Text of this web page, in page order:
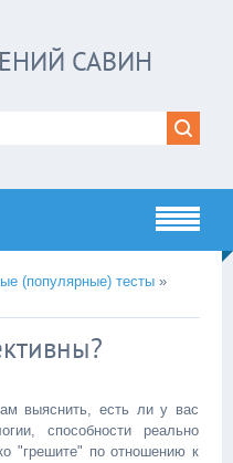
САВИН
(популярные) тесты »
выяснить, есть ли у вас
способности реально
"грешите" по отношению к